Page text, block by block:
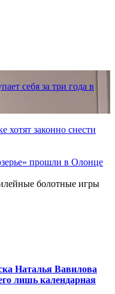
себя за три года в
хотят законно снести
прошли в Олонце
болотные игры
Наталья Вавилова
лишь календарная